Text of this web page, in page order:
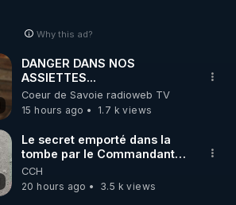
Why this ad?
DANGER DANS NOS
ASSIETTES...
Coeur de Savoie radioweb TV
15 hours ago
1.7 k views
Le secret emporté dans la
tombe par le Commandant
Cousteau le 25 juin 1997
CCH
20 hours ago
3.5 k views